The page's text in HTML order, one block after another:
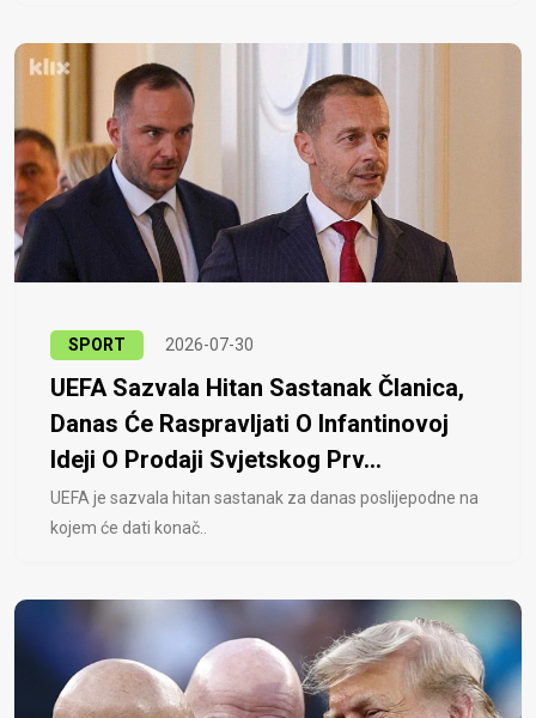
SPORT 2026-07-30
UEFA Sazvala Hitan Sastanak Članica,
Danas Će Raspravljati O Infantinovoj
Ideji O Prodaji Svjetskog Prv...
UEFA je sazvala hitan sastanak za danas poslijepodne na
kojem će dati konač..